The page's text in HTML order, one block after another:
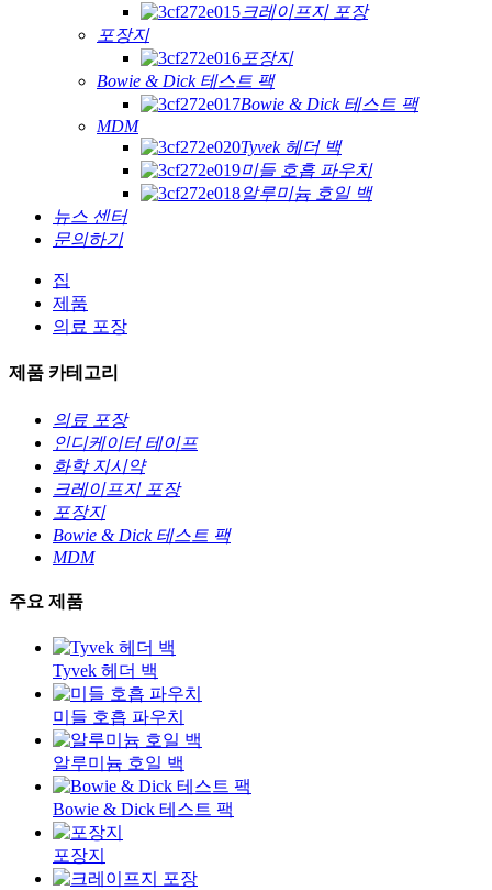
크레이프지 포장
포장지
포장지
Bowie & Dick 테스트 팩
Bowie & Dick 테스트 팩
MDM
Tyvek 헤더 백
미들 호흡 파우치
알루미늄 호일 백
뉴스 센터
문의하기
집
제품
의료 포장
제품 카테고리
의료 포장
인디케이터 테이프
화학 지시약
크레이프지 포장
포장지
Bowie & Dick 테스트 팩
MDM
주요 제품
Tyvek 헤더 백
미들 호흡 파우치
알루미늄 호일 백
Bowie & Dick 테스트 팩
포장지